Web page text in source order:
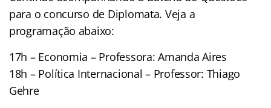
para o concurso de Diplomata. Veja a
programação abaixo:
17h – Economia – Professora: Amanda Aires
18h – Política Internacional – Professor: Thiago
Gehre